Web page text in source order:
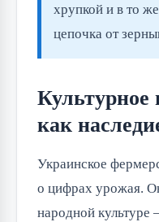
хрупкой и в то
цепочка от
Культурное
как
Украинское
о цифрах урожая.
народной